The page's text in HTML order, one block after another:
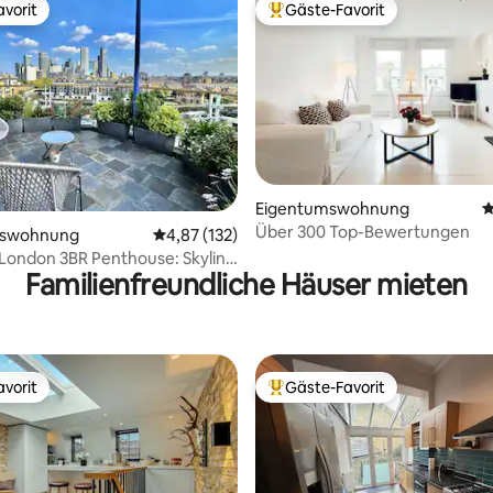
4,95 von 5, 192 Bewertungen
Durchschnittliche Bewertung: 4,87 von 5,
4,87 (132)
3BR Penthouse: Skyline
Beliebter Gäste-Favorit.
Gäste-Favorit
Eigentumswohnung
Über 300 Top-Bewertungen
Familienfreundliche Häuser mieten
Beliebter Gäste-Favorit.
Gäste-Favorit